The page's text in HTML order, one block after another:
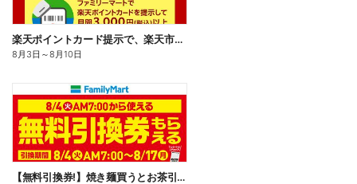
楽天ポイントカード提示で、楽天市場でのお買い物がおトクに!
8月3日 ～8月10日
【無料引換券!】焼き麺買うとお茶引換券貰える!